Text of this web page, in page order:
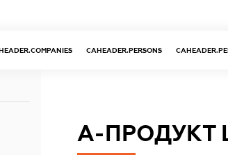
CAHEADER.PERSONS
А-ПРОДУКТ